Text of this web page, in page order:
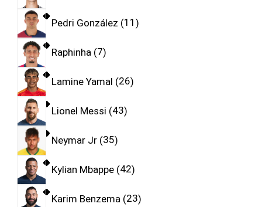
Pedri González 11
Raphinha 7
Lamine Yamal 26
Lionel Messi 43
Neymar Jr 35
Kylian Mbappe 42
Karim Benzema 23